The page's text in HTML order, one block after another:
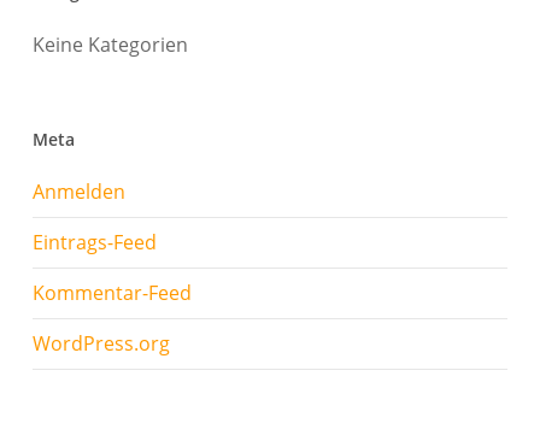
Keine Kategorien
Meta
Anmelden
Eintrags-Feed
Kommentar-Feed
WordPress.org